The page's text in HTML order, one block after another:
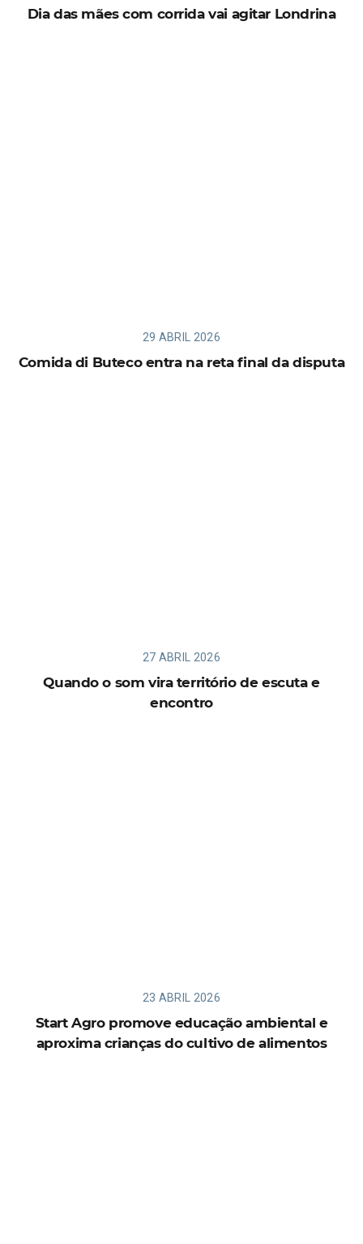
Dia das mães com corrida vai agitar Londrina
29 ABRIL 2026
Comida di Buteco entra na reta final da disputa
27 ABRIL 2026
Quando o som vira território de escuta e
encontro
23 ABRIL 2026
Start Agro promove educação ambiental e
aproxima crianças do cultivo de alimentos